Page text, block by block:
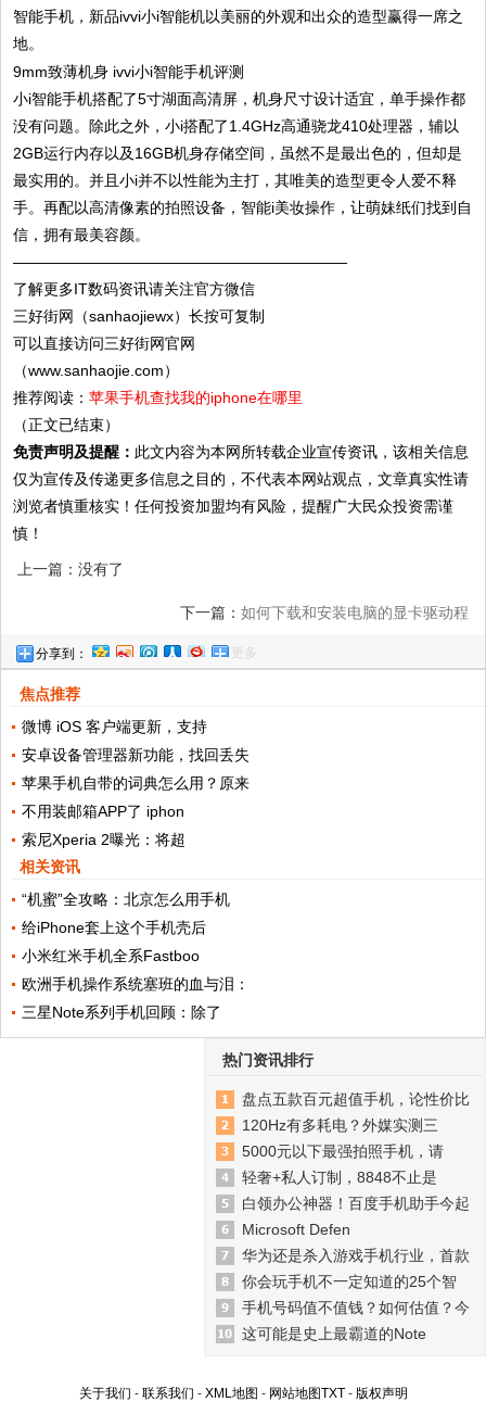
智能手机，新品ivvi小i智能机以美丽的外观和出众的造型赢得一席之
地。
小i智能手机搭配了5寸湖面高清屏，机身尺寸设计适宜，单手操作都
没有问题。除此之外，小i搭配了1.4GHz高通骁龙410处理器，辅以
2GB运行内存以及16GB机身存储空间，虽然不是最出色的，但却是
最实用的。并且小i并不以性能为主打，其唯美的造型更令人爱不释
手。再配以高清像素的拍照设备，智能i美妆操作，让萌妹纸们找到自
信，拥有最美容颜。
——————————————————————
了解更多IT数码资讯请关注官方微信
三好街网（sanhaojiewx）长按可复制
可以直接访问三好街网官网
（www.sanhaojie.com）
推荐阅读：苹果手机查找我的iphone在哪里
（正文已结束）
免责声明及提醒： 此文内容为本网所转载企业宣传资讯，该相关信息
仅为宣传及传递更多信息之目的，不代表本网站观点，文章真实性请
浏览者慎重核实！任何投资加盟均有风险，提醒广大民众投资需谨
慎！
上一篇：没有了
下一篇： 如何下载和安装电脑的显卡驱动程
分享到： 更多
焦点推荐
微博 iOS 客户端更新，支持
安卓设备管理器新功能，找回丢失
苹果手机自带的词典怎么用？原来
不用装邮箱APP了 iphon
索尼Xperia 2曝光：将超
相关资讯
“机蜜”全攻略：北京怎么用手机
给iPhone套上这个手机壳后
小米红米手机全系Fastboo
欧洲手机操作系统塞班的血与泪：
三星Note系列手机回顾：除了
热门资讯排行
盘点五款百元超值手机，论性价比
120Hz有多耗电？外媒实测三
5000元以下最强拍照手机，请
轻奢+私人订制，8848不止是
白领办公神器！百度手机助手今起
Microsoft Defen
华为还是杀入游戏手机行业，首款
你会玩手机不一定知道的25个智
手机号码值不值钱？如何估值？今
这可能是史上最霸道的Note
关于我们 - 联系我们 - XML地图 - 网站地图TXT- 版权声明